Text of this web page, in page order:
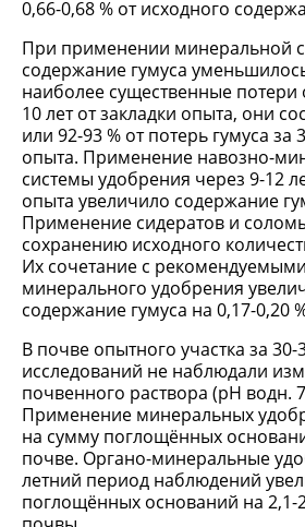
0,66-0,68 % от исходного
При применении минеральной
содержание гумуса
наиболее существенные
10 лет от закладки опыта, они
или 92-93 % от потерь гумуса за
опыта. Применение навозно-
системы удобрения через 9-12
опыта увеличило содержание
Применение сидератов и
сохранению исходного
Их сочетание с
минерального удобрения
содержание гумуса на 0,17-0,20
В почве опытного участка за
исследований не наблюдали
почвенного раствора (рН водн.
Применение минеральных
на сумму поглощённых
почве. Органо-минеральные
летний период наблюдений
поглощённых оснований на 2,1-